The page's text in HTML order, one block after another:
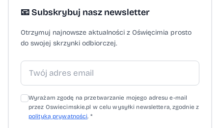
📧 Subskrybuj nasz newsletter
Otrzymuj najnowsze aktualności z Oświęcimia prosto
do swojej skrzynki odbiorczej.
Wyrażam zgodę na przetwarzanie mojego adresu e-mail
przez Oswiecimskie.pl w celu wysyłki newslettera, zgodnie z
polityką prywatności . *